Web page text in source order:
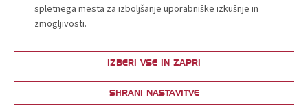
Vsebine za člane
Neživila
spletnega mesta za izboljšanje uporabniške izkušnje in
zmogljivosti.
IZBERI VSE IN ZAPRI
SHRANI NASTAVITVE